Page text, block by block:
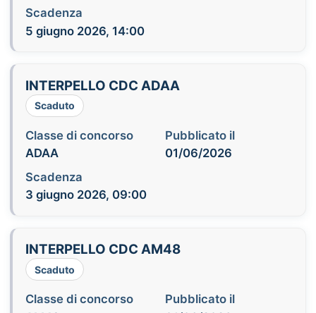
Scadenza
5 giugno 2026, 14:00
INTERPELLO CDC ADAA
Scaduto
Classe di concorso
ADAA
Pubblicato il
01/06/2026
Scadenza
3 giugno 2026, 09:00
INTERPELLO CDC AM48
Scaduto
Classe di concorso
Pubblicato il